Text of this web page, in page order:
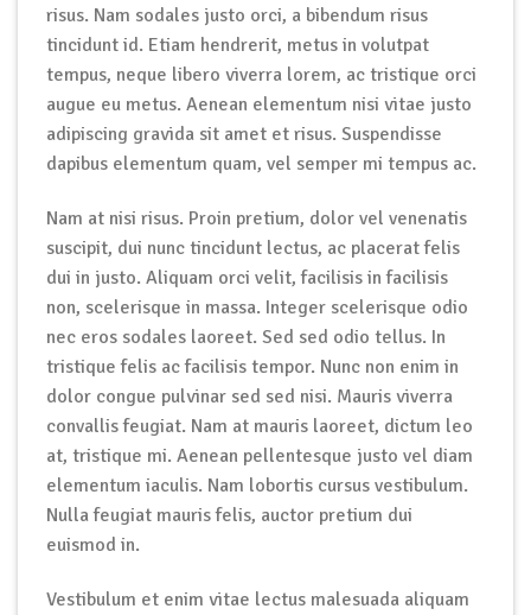
risus. Nam sodales justo orci, a bibendum risus
tincidunt id. Etiam hendrerit, metus in volutpat
tempus, neque libero viverra lorem, ac tristique orci
augue eu metus. Aenean elementum nisi vitae justo
adipiscing gravida sit amet et risus. Suspendisse
dapibus elementum quam, vel semper mi tempus ac.
Nam at nisi risus. Proin pretium, dolor vel venenatis
suscipit, dui nunc tincidunt lectus, ac placerat felis
dui in justo. Aliquam orci velit, facilisis in facilisis
non, scelerisque in massa. Integer scelerisque odio
nec eros sodales laoreet. Sed sed odio tellus. In
tristique felis ac facilisis tempor. Nunc non enim in
dolor congue pulvinar sed sed nisi. Mauris viverra
convallis feugiat. Nam at mauris laoreet, dictum leo
at, tristique mi. Aenean pellentesque justo vel diam
elementum iaculis. Nam lobortis cursus vestibulum.
Nulla feugiat mauris felis, auctor pretium dui
euismod in.
Vestibulum et enim vitae lectus malesuada aliquam